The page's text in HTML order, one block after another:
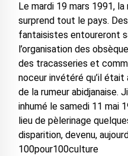
Le mardi 19 mars 1991,
surprend tout le pays.
fantaisistes entoureront
l’organisation des
des tracasseries et
noceur invétéré qu’il était
de la rumeur abidjanaise.
inhumé le samedi 11 mai
lieu de pèlerinage
disparition, devenu,
100pour100culture